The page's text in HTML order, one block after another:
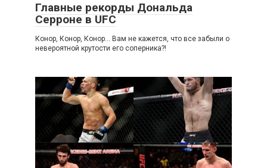
Главные рекорды Дональда
Серроне в UFC
Конор, Конор, Конор... Вам не кажется, что все забыли о
невероятной крутости его соперника?!